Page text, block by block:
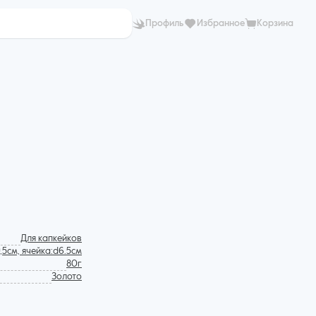
Профиль Избранное Корзина
Для капкейков
ячейка:d6.5см
80г
Золото